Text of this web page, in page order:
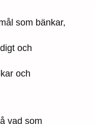
som bänkar,
och
och
vad som